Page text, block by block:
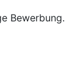
Bewerbung.